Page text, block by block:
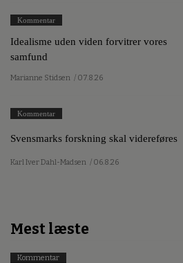
Kommentar
Idealisme uden viden forvitrer vores
samfund
Marianne Stidsen / 07.8.26
Kommentar
Svensmarks forskning skal videreføres
Karl Iver Dahl-Madsen / 06.8.26
Mest læste
Kommentar